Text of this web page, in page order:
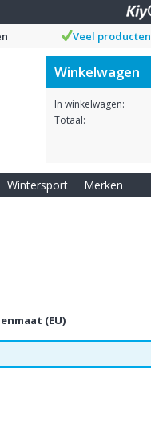
Veel producten
Winkelwagen
In winkelwagen:
Totaal:
Wintersport Merken
(EU)